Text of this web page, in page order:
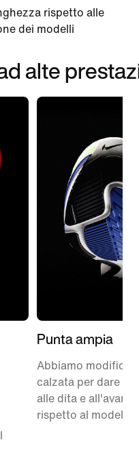
rispetto alle
dei modelli
alte
Punta ampia
Abbiamo
calzata per dare
alle dita e
rispetto al modello